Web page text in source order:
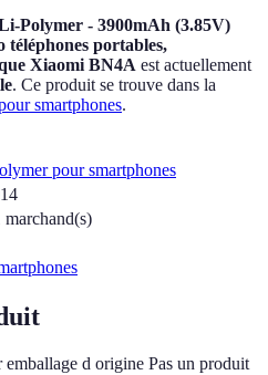
Polymer - 3900mAh (3.85V)
portables,
Xiaomi BN4A est actuellement
. Ce produit se trouve dans la
smartphones.
pour smartphones
emballage d origine Pas un produit